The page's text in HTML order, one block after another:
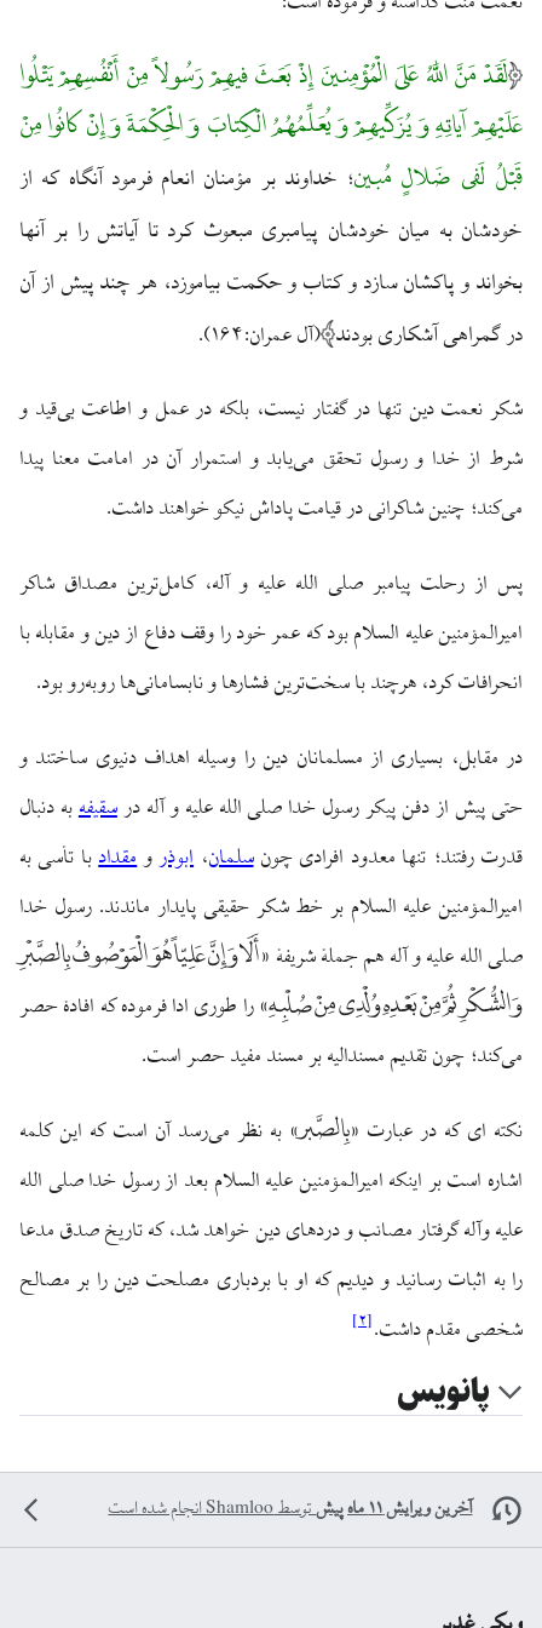
لَقَدْ مَنَّ اللَّهُ عَلَی الْمُؤْمِنینَ إِذْ بَعَثَ فیهِمْ رَسُولاً مِنْ أَنْفُسِهِمْ یَتْلُوا
عَلَیْهِمْ آیاتِهِ وَ یُزَکِّیهِمْ وَ یُعَلِّمُهُمُ الْکِتابَ وَ الْحِکْمَةَ وَ إِنْ کانُوا مِنْ
قَبْلُ لَفی ضَلالٍ مُبین؛ خداوند بر مؤمنان انعام فرمود آنگاه که از
خودشان به میان خودشان پیامبری مبعوث کرد تا آیاتش را بر آنها
بخواند و پاکشان سازد و کتاب و حکمت بیاموزد، هر چند پیش از آن
در گمراهی آشکاری بودند (آل عمران:۱۶۴).
شکر نعمت دین تنها در گفتار نیست، بلکه در عمل و اطاعت بی‌قید و
شرط از خدا و رسول تحقق می‌یابد و استمرار آن در امامت معنا پیدا
می‌کند؛ چنین شاکرانی در قیامت پاداش نیکو خواهند داشت.
پس از رحلت پیامبر صلی الله علیه و آله، کامل‌ترین مصداق شاکر
امیرالمؤمنین علیه السلام بود که عمر خود را وقف دفاع از دین و مقابله با
انحرافات کرد، هرچند با سخت‌ترین فشارها و نابسامانی‌ها روبه‌رو بود.
در مقابل، بسیاری از مسلمانان دین را وسیله اهداف دنیوی ساختند و
حتی پیش از دفن پیکر رسول خدا صلی الله علیه و آله درسقیفهبه دنبال
قدرت رفتند؛ تنها معدود افرادی چونسلمان،ابوذرومقدادبا تأسی به
امیرالمؤمنین علیه السلام بر خط شکر حقیقی پایدار ماندند. رسول خدا
صلی الله علیه و آله هم جملهٔ شریفهٔ «أَلَا وَ إِنَّ عَلِیّاً هُوَ الْمَوْصُوفُ بِالصَّبْرِ
وَ الشُّکْرِ ثُمَّ مِنْ بَعْدِهِ وُلْدِی مِنْ صُلْبِهِ» را طوری ادا فرموده که افادهٔ حصر
می‌کند؛ چون تقدیم مسندالیه بر مسند مفید حصر است.
نکته ای که در عبارت «بِالصَّبر» به نظر می‌رسد آن است که این کلمه
اشاره است بر اینکه امیرالمؤمنین علیه السلام بعد از رسول خدا صلی الله
علیه وآله گرفتار مصائب و دردهای دین خواهد شد، که تاریخ صدق مدعا
را به اثبات رسانید و دیدیم که او با بردباری مصلحت دین را بر مصالح
شخصی مقدم داشت.[۲]
پانویس
آخرین ویرایش ۱۱ ماه پیش توسطShamlooانجام شده است